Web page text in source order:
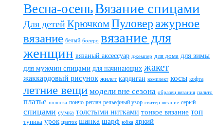
Весна-осеньВязание спицами
Для детейКрючкомПуловер ажурное
вязание белый болеро вязание для
женщин вязаный аксессуар джемпер для дома для зимы
для мужчин спицами для начинающих жакет
жаккардовый рисунок жилет кардиган комплект косы кофта
летние вещи модели вне сезона образец вязания пальто
платье полоска пончо реглан рельефный узор свитер вязание серый
спицами сумка толстыми нитками тонкое вязание топ
туника урок цветок шапка шарф юбка яркий